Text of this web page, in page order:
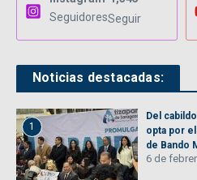
SeguidoresSeguir
Noticias destacadas:
1
Del
opta por
de Bando
6 de